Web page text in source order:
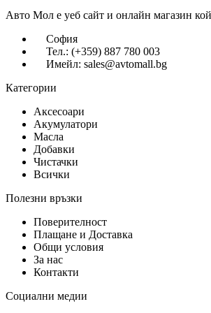
Авто Мол е уеб сайт и онлайн магазин
София
Тел.: (+359) 887 780 003
Имейл: sales@avtomall.bg
Категории
Аксесоари
Акумулатори
Масла
Добавки
Чистачки
Всички
Полезни връзки
Поверителност
Плащане и Доставка
Общи условия
За нас
Контакти
Социални медии